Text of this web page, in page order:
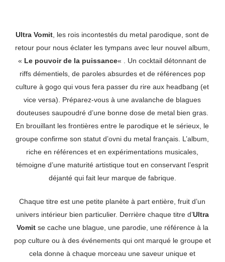
Ultra Vomit , les rois incontestés du metal parodique, sont de
retour pour nous éclater les tympans avec leur nouvel album,
« Le pouvoir de la puissance« . Un cocktail détonnant de
riffs démentiels, de paroles absurdes et de références pop
culture à gogo qui vous fera passer du rire aux headbang (et
vice versa). Préparez-vous à une avalanche de blagues
douteuses saupoudré d’une bonne dose de metal bien gras.
En brouillant les frontières entre le parodique et le sérieux, le
groupe confirme son statut d’ovni du metal français. L’album,
riche en références et en expérimentations musicales,
témoigne d’une maturité artistique tout en conservant l’esprit
déjanté qui fait leur marque de fabrique.
Chaque titre est une petite planète à part entière, fruit d’un
univers intérieur bien particulier. Derrière chaque titre d’Ultra
Vomitse cache une blague, une parodie, une référence à la
pop culture ou à des événements qui ont marqué le groupe et
cela donne à chaque morceau une saveur unique et